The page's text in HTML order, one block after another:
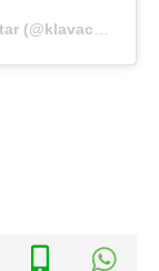
Публикация от КЛАВА КОКА | Black Star (@klavacoca)